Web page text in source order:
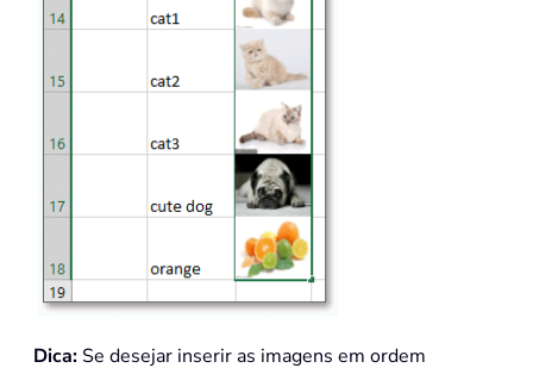
Dica: Se desejar inserir as imagens em ordem